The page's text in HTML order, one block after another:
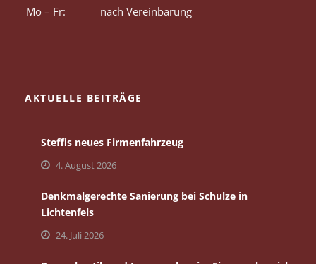
Mo – Fr:
nach Vereinbarung
AKTUELLE BEITRÄGE
Steffis neues Firmenfahrzeug
4. August 2026
Denkmalgerechte Sanierung bei Schulze in
Lichtenfels
24. Juli 2026